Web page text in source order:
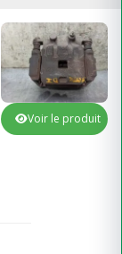
Voir le produit